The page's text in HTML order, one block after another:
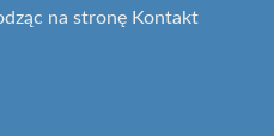
na stronę Kontakt